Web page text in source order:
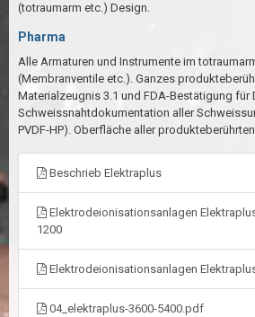
(totraumarm etc.) Design.
Pharma
Alle Armaturen und Instrumente im
(Membranventile etc.). Ganzes
Materialzeugnis 3.1 und FDA-Bestätigung für
Schweissnahtdokumentation aller
PVDF-HP). Oberfläche aller produkteberührten
Beschrieb Elektraplus
Elektrodeionisationsanlagen
1200
Elektrodeionisationsanlagen
04_elektraplus-3600-5400.pdf